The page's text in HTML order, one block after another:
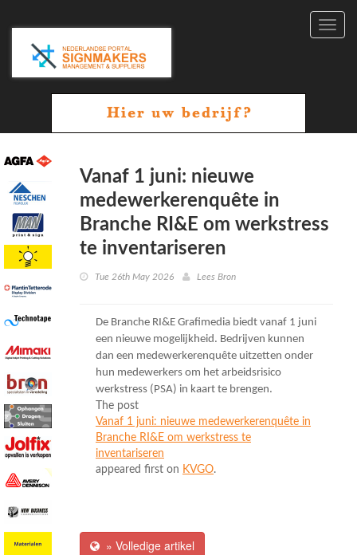
Vanaf 1 juni: nieuwe
medewerkerenquête in
Branche RI&E om werkstress
te inventariseren
Tue 26th May 2026 Lees Bron
De Branche RI&E Grafimedia biedt vanaf 1 juni
een nieuwe mogelijkheid. Bedrijven kunnen
dan een medewerkerenquête uitzetten onder
hun medewerkers om het arbeidsrisico
werkstress (PSA) in kaart te brengen.
The post
Vanaf 1 juni: nieuwe medewerkerenquête in
Branche RI&E om werkstress te
inventariseren
appeared first on KVGO.
» Volledige artikel